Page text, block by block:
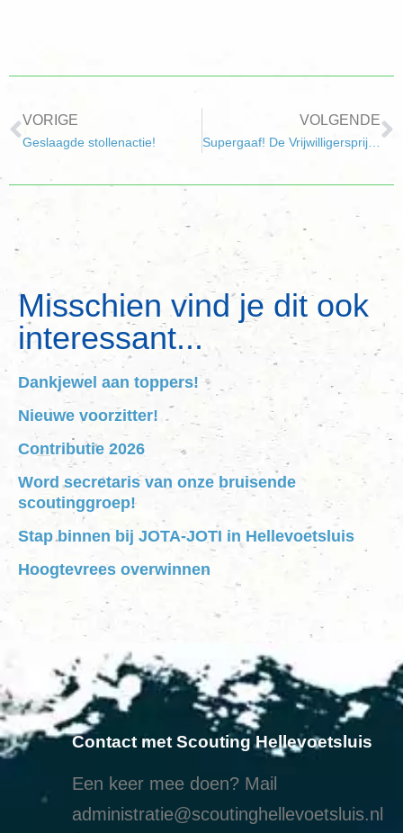
VORIGE
Geslaagde stollenactie!
VOLGENDE
Supergaaf! De Vrijwilligersprijs 2020
Misschien vind je dit ook
interessant...
Dankjewel aan toppers!
Nieuwe voorzitter!
Contributie 2026
Word secretaris van onze bruisende
scoutinggroep!
Stap binnen bij JOTA-JOTI in Hellevoetsluis
Hoogtevrees overwinnen
Contact met Scouting Hellevoetsluis
Een keer mee doen? Mail
administratie@scoutinghellevoetsluis.nl